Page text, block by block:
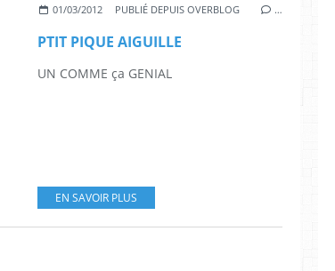
01/03/2012 PUBLIÉ DEPUIS OVERBLOG …
PTIT PIQUE AIGUILLE
UN COMME ça GENIAL
EN SAVOIR PLUS